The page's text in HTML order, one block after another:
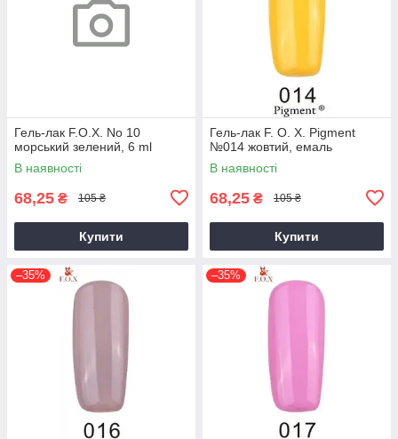
Гель-лак F.O.X. No 10
морський зелений, 6 ml
В наявності
68,25 ₴ 105 ₴
Купити
Гель-лак F. O. X. Pigment
№014 жовтий, емаль
В наявності
68,25 ₴ 105 ₴
Купити
–35% –35%